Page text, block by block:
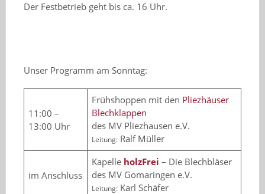
Der Festbetrieb geht bis ca. 16 Uhr.
Unser Programm am Sonntag:
11:00 –
13:00 Uhr
Frühshoppen mit den Pliezhäuser
Blechklappen
des MV Pliezhausen e.V.
Leitung: Ralf Müller
im Anschluss
Kapelle holzFrei – Die Blechbläser
des MV Gomaringen e.V.
Leitung: Karl Schäfer